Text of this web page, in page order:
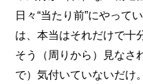
日々“当たり前”にやって
は、本当はそれだけで十
そう（周りから）見なさ
で）気付いていないだけ。